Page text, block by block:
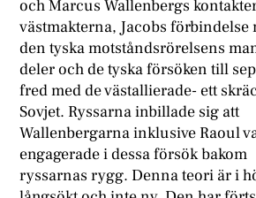
och Marcus Wallenbergs
västmakterna, Jacobs förbindelse
den tyska motståndsrörelsens
deler och de tyska försöken till
fred med de västallierade- ett
Sovjet. Ryssarna inbillade sig att
Wallenbergarna inklusive Raoul
engagerade i dessa försök bakom
ryssarnas rygg. Denna teori är i